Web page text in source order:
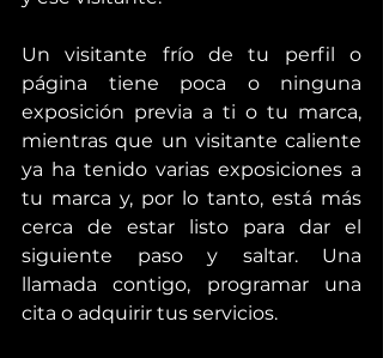
Un visitante frío de tu perfil o
página tiene poca o ninguna
exposición previa a ti o tu marca,
mientras que un visitante caliente
ya ha tenido varias exposiciones a
tu marca y, por lo tanto, está más
cerca de estar listo para dar el
siguiente paso y saltar. Una
llamada contigo, programar una
cita o adquirir tus servicios.